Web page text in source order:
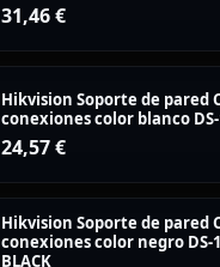
31,46€
Hikvision Soporte de pared
conexiones color blanco DS-
24,57€
Hikvision Soporte de pared
conexiones color negro DS-
BLACK